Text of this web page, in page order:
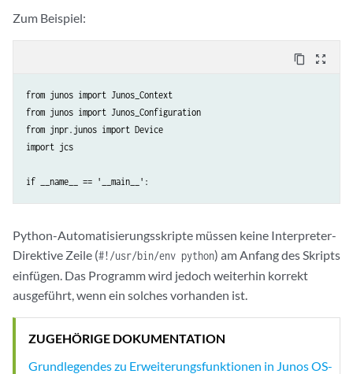
Zum Beispiel:
content_copy zoom_out_map
from junos import Junos_Context
from junos import Junos_Configuration
from jnpr.junos import Device
import jcs
if __name__ == '__main__':
Python-Automatisierungsskripte müssen keine Interpreter-
Direktive Zeile (#!/usr/bin/env python) am Anfang des Skripts
einfügen. Das Programm wird jedoch weiterhin korrekt
ausgeführt, wenn ein solches vorhanden ist.
ZUGEHÖRIGE DOKUMENTATION
Grundlegendes zu Erweiterungsfunktionen in Junos OS-